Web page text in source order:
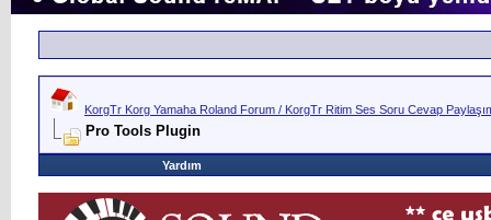
KorgTr Korg Yamaha Roland Forum / KorgTr Ritim Ses Soru Cevap
Pro Tools Plugin
Yardım